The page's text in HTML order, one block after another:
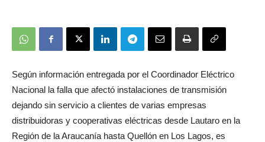
Según información entregada por el Coordinador Eléctrico
Nacional la falla que afectó instalaciones de transmisión
dejando sin servicio a clientes de varias empresas
distribuidoras y cooperativas eléctricas desde Lautaro en la
Región de la Araucanía hasta Quellón en Los Lagos, es